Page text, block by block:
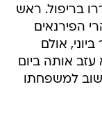
בריפול. ראש
הפירנאים
אולם
אותה ביום
למשפחתו